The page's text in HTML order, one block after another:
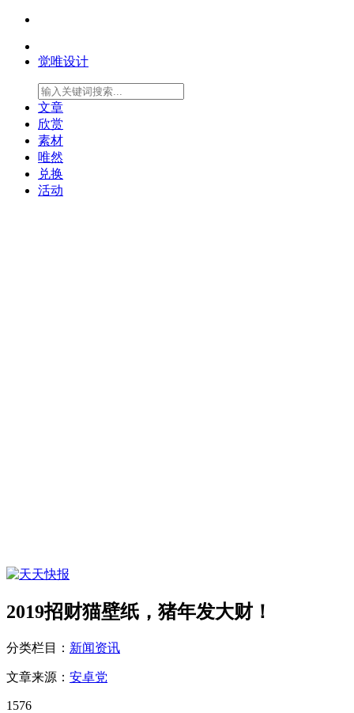
觉唯设计
文章
欣赏
素材
唯然
兑换
活动
2019招财猫壁纸，猪年发大财！
分类栏目： 新闻资讯
文章来源： 安卓党
1576